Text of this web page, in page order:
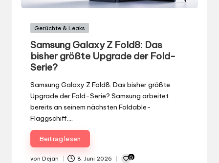
Samsung Galaxy Z Fold8: Das bisher größte
bereits an seinem nächsten Foldable-
Flaggschiff.…
Beitrag lesen
Gepostet
von